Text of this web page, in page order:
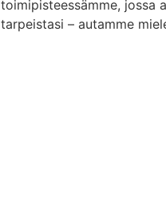
toimipisteessämme, jossa
tarpeistasi – autamme